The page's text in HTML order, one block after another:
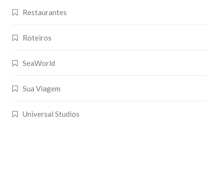
Restaurantes
Roteiros
SeaWorld
Sua Viagem
Universal Studios